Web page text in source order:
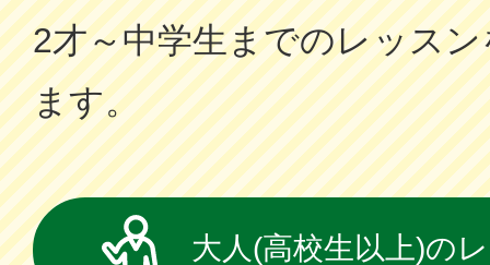
2才～中学⽣までのレッス
ます。
大人(高校生以上)の